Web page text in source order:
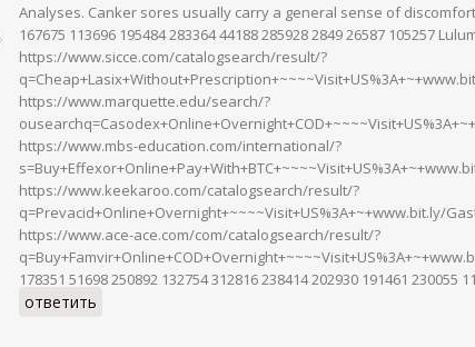
Analyses. Canker sores usually carry a general sense of
167675 113696 195484 283364 44188 285928 2849 26587 105257
https://www.sicce.com/catalogsearch/result/?
https://www.marquette.edu/search/?
https://www.mbs-education.com/international/?
https://www.keekaroo.com/catalogsearch/result/?
q=Prevacid+Online+Overnight+~~~~Visit+US%3A+~+www.bit.ly/
https://www.ace-ace.com/com/catalogsearch/result/?
178351 51698 250892 132754 312816 238414 202930 191461
ответить